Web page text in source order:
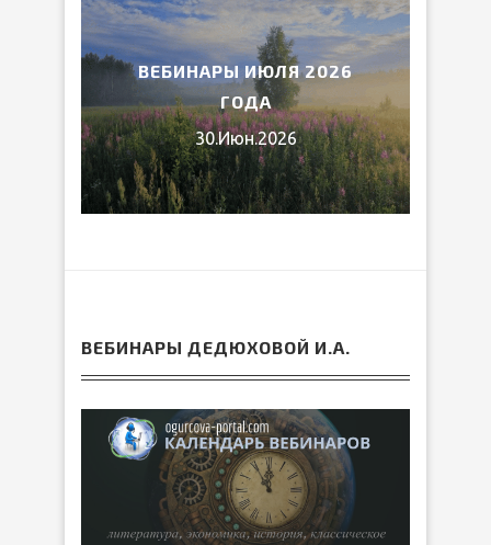
ВЕБИНАРЫ ИЮЛЯ 2026
ГОДА
30.Июн.2026
ВЕБИНАРЫ ДЕДЮХОВОЙ И.А.